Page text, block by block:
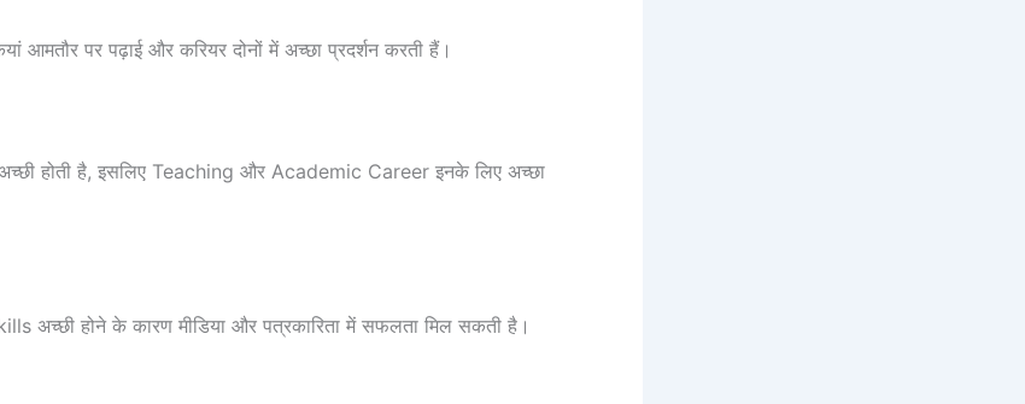
आमतौर पर पढ़ाई और करियर दोनों में अच्छा प्रदर्शन करती हैं।
अच्छी होती है, इसलिए Teaching और Academic Career इनके लिए अच्छा
अच्छी होने के कारण मीडिया और पत्रकारिता में सफलता मिल सकती है।